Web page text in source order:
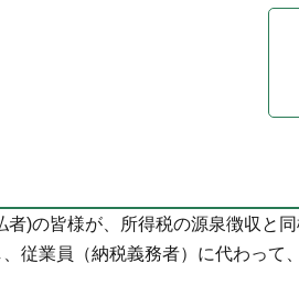
)の皆様が、所得税の源泉徴収と
従業員（納税義務者）に代わって